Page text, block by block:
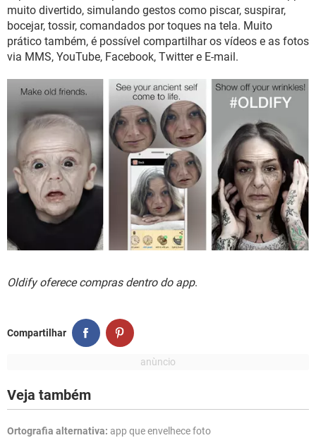
GUIA DE COMPRAS
muito divertido, simulando gestos como piscar, suspirar,
bocejar, tossir, comandados por toques na tela. Muito
prático também, é possível compartilhar os vídeos e as fotos
via MMS, YouTube, Facebook, Twitter e E-mail.
Oldify oferece compras dentro do app.
Compartilhar
Veja também
Ortografia alternativa: app que envelhece foto